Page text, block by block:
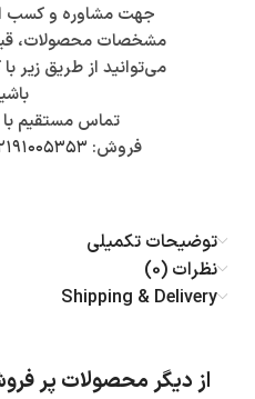
جهت مشاوره و کسب
مشخصات محصولات،
می‌توانید از طریق زیر
تماس مستقیم
فروش:
توضیحات تکمیلی
نظرات (0)
Shipping & Delivery
از دیگر محصولات پر